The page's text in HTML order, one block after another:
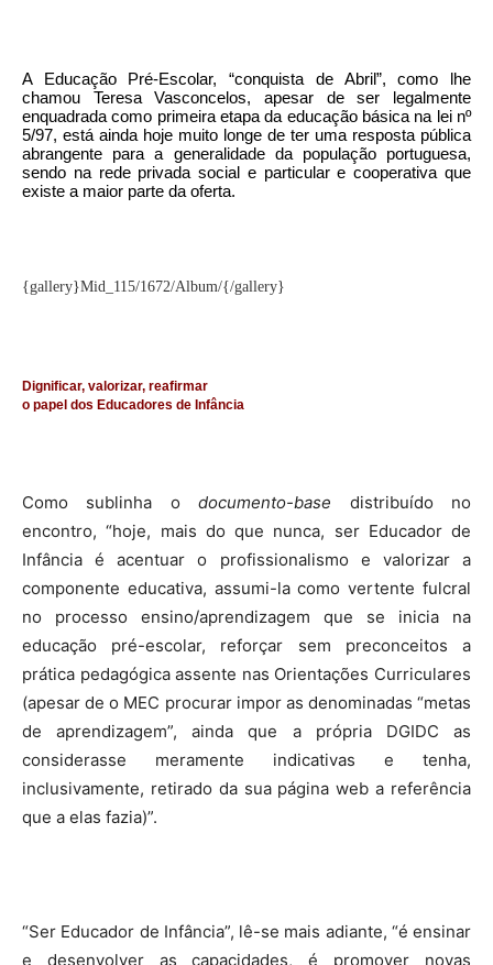
A Educação Pré-Escolar, “conquista de Abril”, como lhe
chamou Teresa Vasconcelos, apesar de ser legalmente
enquadrada como primeira etapa da educação básica na lei nº
5/97, está ainda hoje muito longe de ter uma resposta pública
abrangente para a generalidade da população portuguesa,
sendo na rede privada social e particular e cooperativa que
existe a maior parte da oferta.
{gallery}Mid_115/1672/Album/{/gallery}
Dignificar, valorizar, reafirmar
o papel dos Educadores de Infância
Como sublinha odocumento-base distribuído no
encontro, “hoje, mais do que nunca, ser Educador de
Infância é acentuar o profissionalismo e valorizar a
componente educativa, assumi-la como vertente fulcral
no processo ensino/aprendizagem que se inicia na
educação pré-escolar, reforçar sem preconceitos a
prática pedagógica assente nas Orientações Curriculares
(apesar de o MEC procurar impor as denominadas “metas
de aprendizagem”, ainda que a própria DGIDC as
considerasse meramente indicativas e tenha,
inclusivamente, retirado da sua página web a referência
que a elas fazia)”.
“Ser Educador de Infância”, lê-se mais adiante, “é ensinar
e desenvolver as capacidades, é promover novas